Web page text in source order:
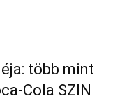
több mint
Cola SZIN